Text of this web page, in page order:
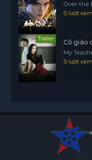
Over the
0 lượt xem
Trailer Cô giáo
My
0 lượt xem